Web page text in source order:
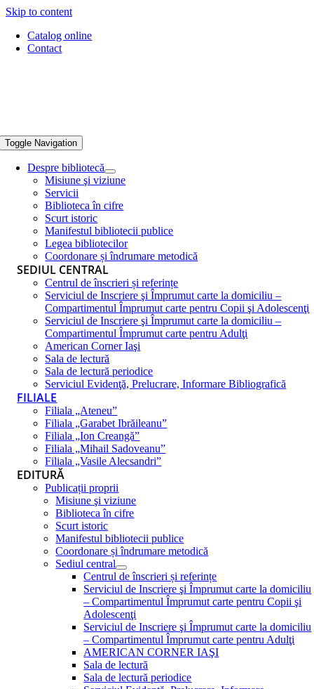
Skip to content
Catalog online
Contact
Toggle Navigation
Despre bibliotecă
Misiune şi viziune
Servicii
Biblioteca în cifre
Scurt istoric
Manifestul bibliotecii publice
Legea bibliotecilor
Coordonare și îndrumare metodică
SEDIUL CENTRAL
Centrul de înscrieri și referințe
Serviciul de Inscriere şi Împrumut carte la domiciliu –
Compartimentul Împrumut carte pentru Copii şi Adolescenţi
Serviciul de Inscriere şi Împrumut carte la domiciliu –
Compartimentul Împrumut carte pentru Adulţi
American Corner Iaşi
Sala de lectură
Sala de lectură periodice
Serviciul Evidenţă, Prelucrare, Informare Bibliografică
FILIALE
Filiala „Ateneu”
Filiala „Garabet Ibrăileanu”
Filiala „Ion Creangă”
Filiala „Mihail Sadoveanu”
Filiala „Vasile Alecsandri”
EDITURĂ
Publicații proprii
Misiune şi viziune
Biblioteca în cifre
Scurt istoric
Manifestul bibliotecii publice
Coordonare și îndrumare metodică
Sediul central
Centrul de înscrieri și referințe
Serviciul de Inscriere şi Împrumut carte la domiciliu
– Compartimentul Împrumut carte pentru Copii şi
Adolescenţi
Serviciul de Inscriere şi Împrumut carte la domiciliu
– Compartimentul Împrumut carte pentru Adulţi
AMERICAN CORNER IAŞI
Sala de lectură
Sala de lectură periodice